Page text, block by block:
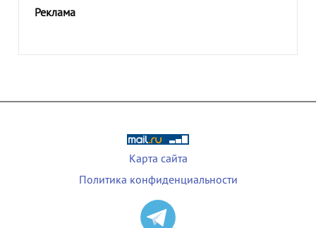
Реклама
Карта сайта
Политика конфиденциальности